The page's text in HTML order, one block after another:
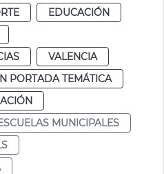
EDUCACIÓN
VALENCIA
PORTADA TEMÁTICA
MUNICIPALES